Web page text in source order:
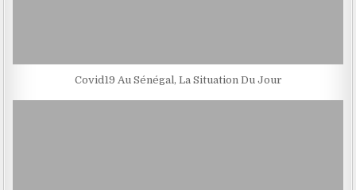
Covid19 Au Sénégal, La Situation Du Jour